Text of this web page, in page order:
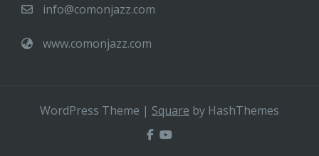
info@comonjazz.com
www.comonjazz.com
WordPress Theme | Square by HashThemes